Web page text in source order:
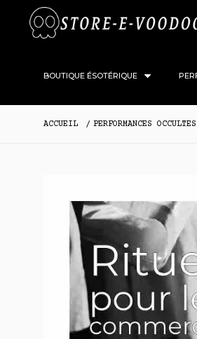
BOUTIQUE ÉSOTÉRIQUE
ACCUEIL PERFORMANCES OCCULTES